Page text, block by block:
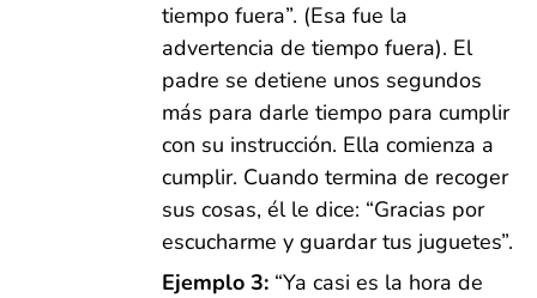
tiempo fuera”. (Esa fue la
advertencia de tiempo fuera). El
padre se detiene unos segundos
más para darle tiempo para cumplir
con su instrucción. Ella comienza a
cumplir. Cuando termina de recoger
sus cosas, él le dice: “Gracias por
escucharme y guardar tus juguetes”.
Ejemplo 3: “Ya casi es la hora de